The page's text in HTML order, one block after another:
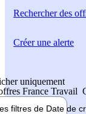
Rechercherdes
uniquement
France Travail
filtres de Date de
Créer une alerte